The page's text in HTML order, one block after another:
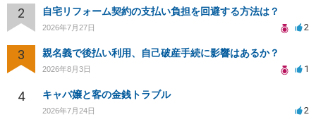
2 自宅リフォーム契約の支払い負担を回避する方法は？
2026年7月27日 2
3 親名義で後払い利用、自己破産手続に影響はあるか？
2026年8月3日 1
4 キャバ嬢と客の金銭トラブル
2026年7月24日 2